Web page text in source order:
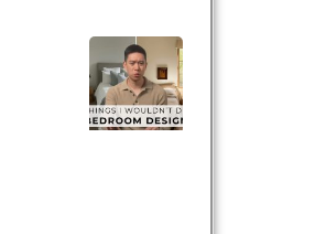
نام و نام خانوادگی : *